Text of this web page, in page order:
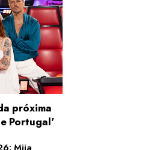
próxima
Portugal'